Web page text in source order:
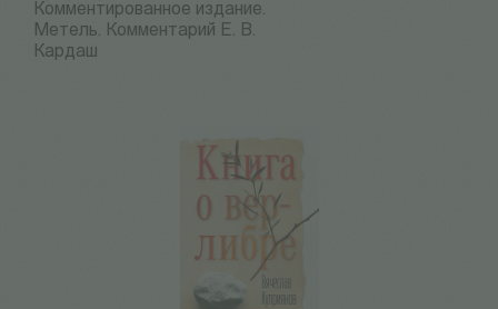
Комментированное издание.
Метель. Комментарий Е. В.
Кардаш